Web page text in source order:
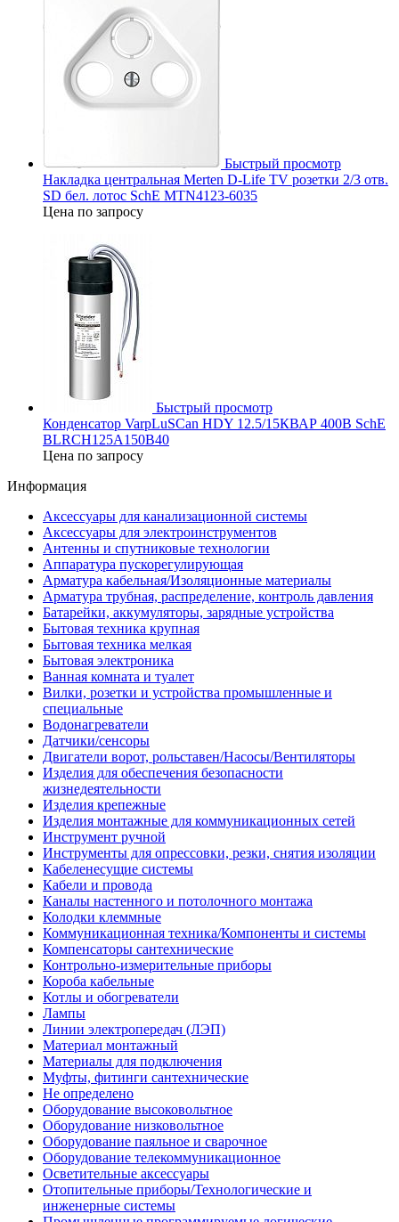
Быстрый просмотр
Накладка центральная Merten D-Life TV розетки 2/3 отв.
SD бел. лотос SchE MTN4123-6035
Цена по запросу
Быстрый просмотр
Конденсатор VarpLuSCan HDY 12.5/15КВАР 400В SchE
BLRCH125A150B40
Цена по запросу
Информация
Аксессуары для канализационной системы
Аксессуары для электроинструментов
Антенны и спутниковые технологии
Аппаратура пускорегулирующая
Арматура кабельная/Изоляционные материалы
Арматура трубная, распределение, контроль давления
Батарейки, аккумуляторы, зарядные устройства
Бытовая техника крупная
Бытовая техника мелкая
Бытовая электроника
Ванная комната и туалет
Вилки, розетки и устройства промышленные и
специальные
Водонагреватели
Датчики/сенсоры
Двигатели ворот, рольставен/Насосы/Вентиляторы
Изделия для обеспечения безопасности
жизнедеятельности
Изделия крепежные
Изделия монтажные для коммуникационных сетей
Инструмент ручной
Инструменты для опрессовки, резки, снятия изоляции
Кабеленесущие системы
Кабели и провода
Каналы настенного и потолочного монтажа
Колодки клеммные
Коммуникационная техника/Компоненты и системы
Компенсаторы сантехнические
Контрольно-измерительные приборы
Короба кабельные
Котлы и обогреватели
Лампы
Линии электропередач (ЛЭП)
Материал монтажный
Материалы для подключения
Муфты, фитинги сантехнические
Не определено
Оборудование высоковольтное
Оборудование низковольтное
Оборудование паяльное и сварочное
Оборудование телекоммуникационное
Осветительные аксессуары
Отопительные приборы/Технологические и
инженерные системы